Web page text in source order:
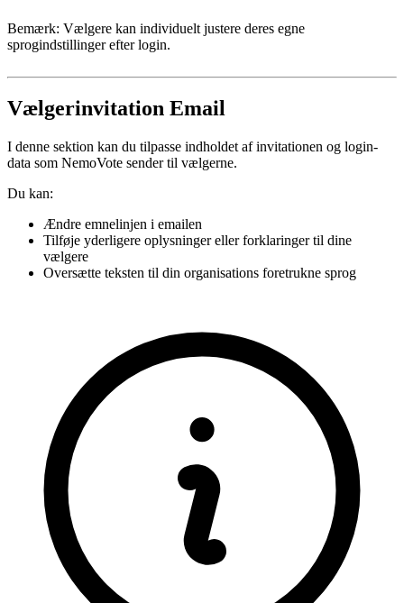
Bemærk: Vælgere kan individuelt justere deres egne
sprogindstillinger efter login.
Vælgerinvitation Email
I denne sektion kan du tilpasse indholdet af invitationen og login-
data som NemoVote sender til vælgerne.
Du kan:
Ændre emnelinjen i emailen
Tilføje yderligere oplysninger eller forklaringer til dine
vælgere
Oversætte teksten til din organisations foretrukne sprog